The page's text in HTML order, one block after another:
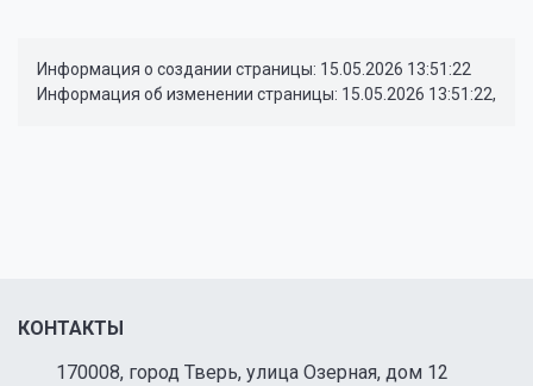
Информация о создании страницы: 15.05.2026 13:51:22
Информация об изменении страницы: 15.05.2026 13:51:22,
КОНТАКТЫ
170008, город Тверь, улица Озерная, дом 12